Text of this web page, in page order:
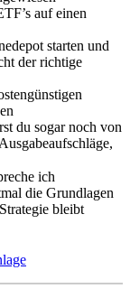
auf einen
starten und
der richtige
du sogar noch von
ich
die Grundlagen
bleibt